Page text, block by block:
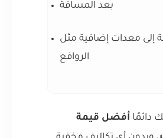
بعد المسافة
إلى معدات إضافية مثل
الروافع
دائمًا أفضل قيمة